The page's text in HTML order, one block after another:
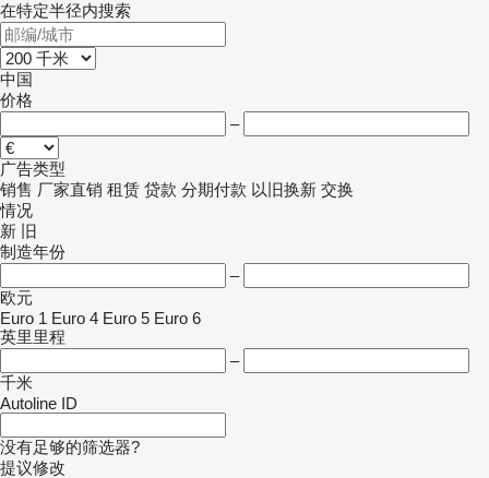
在特定半径内搜索
中国
价格
–
广告类型
销售 厂家直销 租赁 贷款 分期付款 以旧换新 交换
情况
新 旧
制造年份
–
欧元
Euro 1 Euro 4 Euro 5 Euro 6
英里里程
–
千米
Autoline ID
没有足够的筛选器?
提议修改